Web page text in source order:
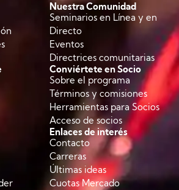
Nuestra Comunidad
Seminarios en Línea y en
Directo
Eventos
Directrices comunitarias
Conviértete en Socio
Sobre el programa
Términos y comisiones
Herramientas para Socios
Acceso de socios
Enlaces de interés
Contacto
Carreras
Últimas ideas
Cuotas Mercado